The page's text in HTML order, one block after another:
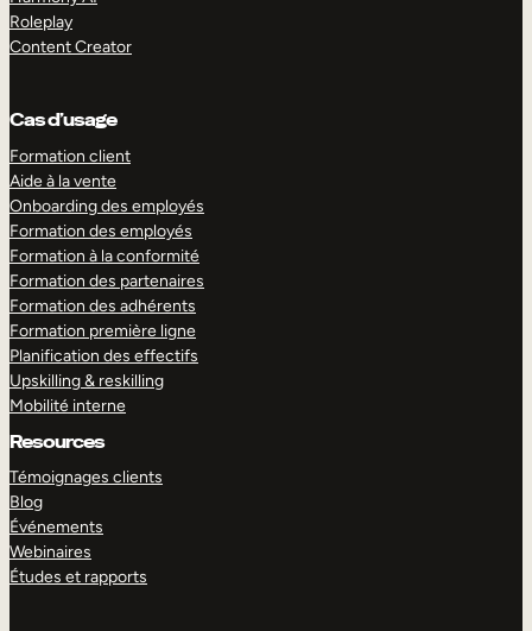
Roleplay
Content Creator
Cas d’usage
Formation client
Aide à la vente
Onboarding des employés
Formation des employés
Formation à la conformité
Formation des partenaires
Formation des adhérents
Formation première ligne
Planification des effectifs
Upskilling & reskilling
Mobilité interne
Resources
Témoignages clients
Blog
Événements
Webinaires
Études et rapports